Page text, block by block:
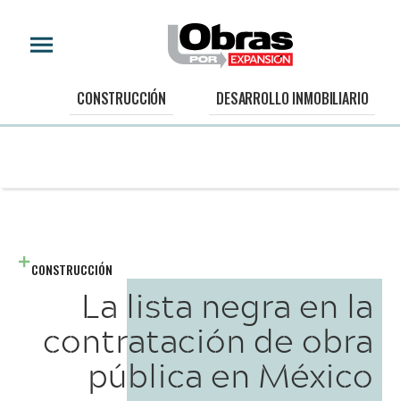
CONSTRUCCIÓN DESARROLLO INMOBILIARIO
CONSTRUCCIÓN
La lista negra en la
contratación de obra
pública en México